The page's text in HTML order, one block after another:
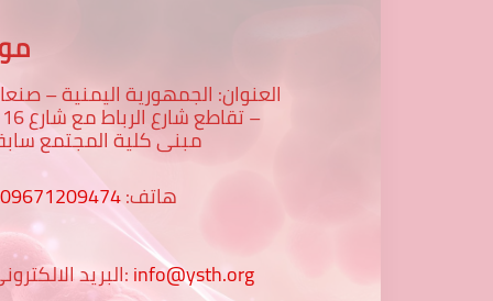
العنوان: الجمهورية اليمنية –
مبنى كلية المجتمع
هاتف:
البريد الالكتروني:info@ysth.org